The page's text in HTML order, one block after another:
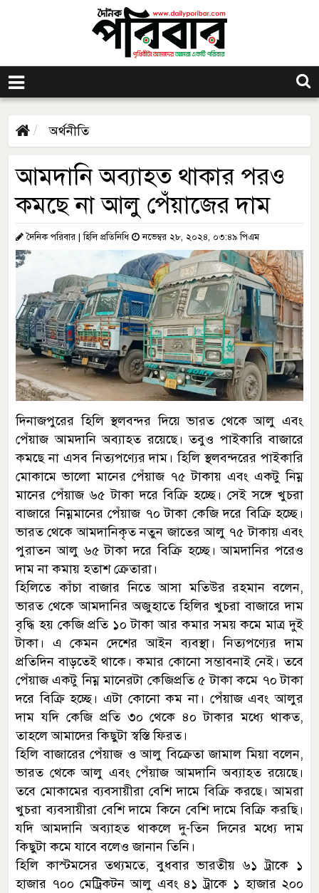
অর্থনীতি
আমদানি অব্যাহত থাকার পরও
কমছে না আলু পেঁয়াজের দাম
দৈনিক পরিবার | হিলি প্রতিনিধি নভেম্বর ২৮, ২০২৪, ০৩:৪৯ পিএম
দিনাজপুরের হিলি স্থলবন্দর দিয়ে ভারত থেকে আলু এবং
পেঁয়াজ আমদানি অব্যাহত রয়েছে। তবুও পাইকারি বাজারে
কমছে না এসব নিত্যপণ্যের দাম। হিলি স্থলবন্দরের পাইকারি
মোকামে ভালো মানের পেঁয়াজ ৭৫ টাকায় এবং একটু নিম্ন
মানের পেঁয়াজ ৬৫ টাকা দরে বিক্রি হচ্ছে। সেই সঙ্গে খুচরা
বাজারে নিম্নমানের পেঁয়াজ ৭০ টাকা কেজি দরে বিক্রি হচ্ছে।
ভারত থেকে আমদানিকৃত নতুন জাতের আলু ৭৫ টাকায় এবং
পুরাতন আলু ৬৫ টাকা দরে বিক্রি হচ্ছে। আমদানির পরেও
দাম না কমায় হতাশ ক্রেতারা।
হিলিতে কাঁচা বাজার নিতে আসা মতিউর রহমান বলেন,
ভারত থেকে আমদানির অজুহাতে হিলির খুচরা বাজারে দাম
বৃদ্ধি হয় কেজি প্রতি ১০ টাকা আর কমার সময় কমে মাত্র দুই
টাকা। এ কেমন দেশের আইন ব্যবস্থা। নিত্যপণ্যের দাম
প্রতিদিন বাড়তেই থাকে। কমার কোনো সম্ভাবনাই নেই। তবে
পেঁয়াজ একটু নিম্ন মানেরটা কেজিপ্রতি ৫ টাকা কমে ৭০ টাকা
দরে বিক্রি হচ্ছে। এটা কোনো কম না। পেঁয়াজ এবং আলুর
দাম যদি কেজি প্রতি ৩০ থেকে ৪০ টাকার মধ্যে থাকত,
তাহলে আমাদের কিছুটা স্বস্তি ফিরত।
হিলি বাজারের পেঁয়াজ ও আলু বিক্রেতা জামাল মিয়া বলেন,
ভারত থেকে আলু এবং পেঁয়াজ আমদানি অব্যাহত রয়েছে।
তবে মোকামের ব্যবসায়ীরা বেশি দামে বিক্রি করছে। আমরা
খুচরা ব্যবসায়ীরা বেশি দামে কিনে বেশি দামে বিক্রি করছি।
যদি আমদানি অব্যাহত থাকলে দু-তিন দিনের মধ্যে দাম
কিছুটা কমে যাবে বলেও জানান তিনি।
হিলি কাস্টমসের তথ্যমতে, বুধবার ভারতীয় ৬১ ট্রাকে ১
হাজার ৭০০ মেট্রিকটন আলু এবং ৪১ ট্রাকে ১ হাজার ২০০